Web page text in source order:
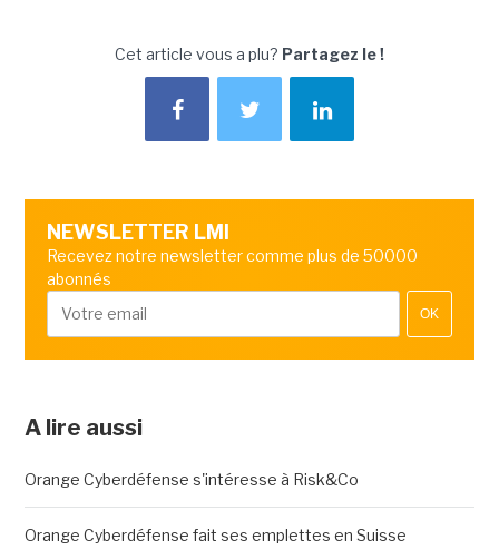
Cet article vous a plu? Partagez le !
NEWSLETTER LMI
Recevez notre newsletter comme plus de 50000
abonnés
OK
A lire aussi
Orange Cyberdéfense s'intéresse à Risk&Co
Orange Cyberdéfense fait ses emplettes en Suisse